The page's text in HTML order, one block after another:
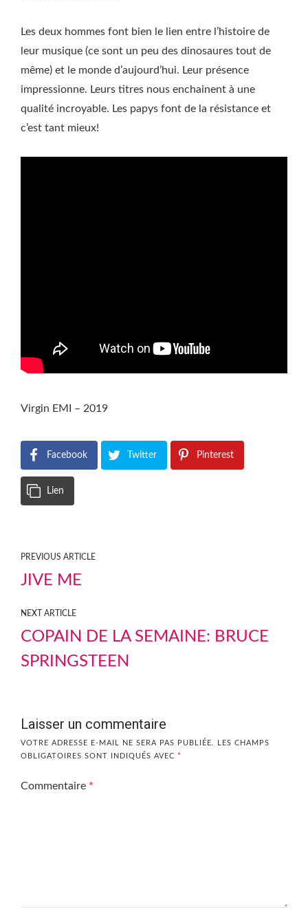
Les deux hommes font bien le lien entre l’histoire de
leur musique (ce sont un peu des dinosaures tout de
même) et le monde d’aujourd’hui. Leur présence
impressionne. Leurs titres nous enchainent à une
qualité incroyable. Les papys font de la résistance et
c’est tant mieux!
Virgin EMI – 2019
Facebook Twitter Pinterest
Lien
PREVIOUS ARTICLE
JIVE ME
NEXT ARTICLE
COPAIN DE LA SEMAINE: BRUCE
SPRINGSTEEN
Laisser un commentaire
VOTRE ADRESSE E-MAIL NE SERA PAS PUBLIÉE.
LES CHAMPS
OBLIGATOIRES SONT INDIQUÉS AVEC *
Commentaire *